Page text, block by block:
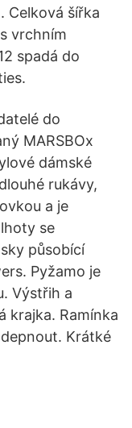
Celková šířka
vrchním
spadá do
do
MARSBOx
dámské
rukávy,
a je
se
působící
Pyžamo je
Výstřih a
krajka. Ramínka
Krátké